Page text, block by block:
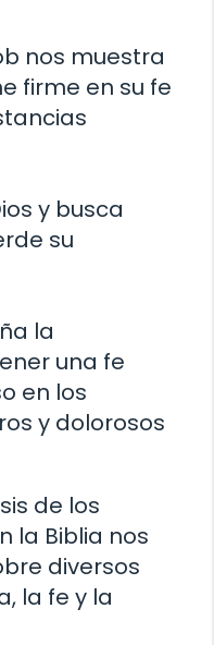
nos muestra
firme en su fe
y busca
su
la
una fe
en los
y dolorosos
de los
la Biblia nos
diversos
la fe y la